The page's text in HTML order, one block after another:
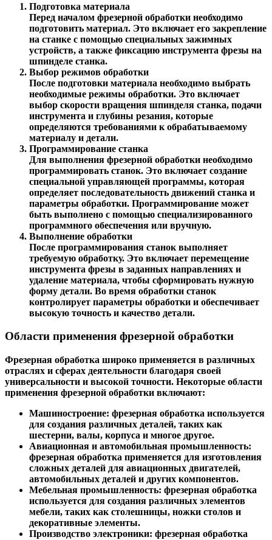
Подготовка материала
Перед началом фрезерной обработки необходимо
подготовить материал. Это включает его закрепление
на станке с помощью специальных зажимных
устройств, а также фиксацию инструмента фрезы на
шпинделе станка.
Выбор режимов обработки
После подготовки материала необходимо выбрать
необходимые режимы обработки. Это включает
выбор скорости вращения шпинделя станка, подачи
инструмента и глубины резания, которые
определяются требованиями к обрабатываемому
материалу и детали.
Программирование станка
Для выполнения фрезерной обработки необходимо
программировать станок. Это включает создание
специальной управляющей программы, которая
определяет последовательность движений станка и
параметры обработки. Программирование может
быть выполнено с помощью специализированного
программного обеспечения или вручную.
Выполнение обработки
После программирования станок выполняет
требуемую обработку. Это включает перемещение
инструмента фрезы в заданных направлениях и
удаление материала, чтобы сформировать нужную
форму детали. Во время обработки станок
контролирует параметры обработки и обеспечивает
высокую точность и качество детали.
Области применения фрезерной обработки
Фрезерная обработка широко применяется в различных
отраслях и сферах деятельности благодаря своей
универсальности и высокой точности. Некоторые области
применения фрезерной обработки включают:
Машиностроение: фрезерная обработка используется
для создания различных деталей, таких как
шестерни, валы, корпуса и многое другое.
Авиационная и автомобильная промышленность:
фрезерная обработка применяется для изготовления
сложных деталей для авиационных двигателей,
автомобильных деталей и других компонентов.
Мебельная промышленность: фрезерная обработка
используется для создания различных элементов
мебели, таких как столешницы, ножки столов и
декоративные элементы.
Производство электроники: фрезерная обработка